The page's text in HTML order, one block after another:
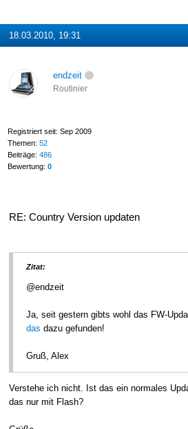
18.03.2010, 19:31
endzeit
Routinier
Registriert seit: Sep 2009
Themen: 52
Beiträge: 486
Bewertung: 0
RE: Country Version updaten
Zitat:
@endzeit
Ja, seit gestern gibts wohl das FW-
das dazu gefunden!
Gruß, Alex
Verstehe ich nicht. Ist das ein normales
das nur mit Flash?